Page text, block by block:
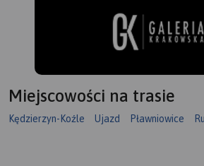
Miejscowości na trasie
Kędzierzyn-Koźle Ujazd Pławniowice